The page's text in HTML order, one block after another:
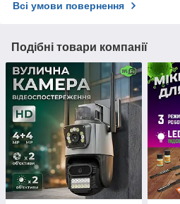
Всі умови повернення
Подібні товари компанії